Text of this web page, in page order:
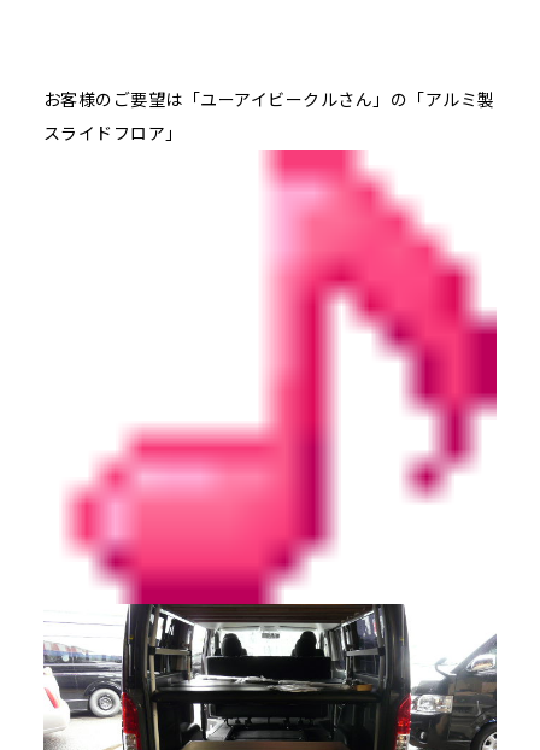
お客様のご要望は「ユーアイビークルさん」の「アルミ製
スライドフロア」